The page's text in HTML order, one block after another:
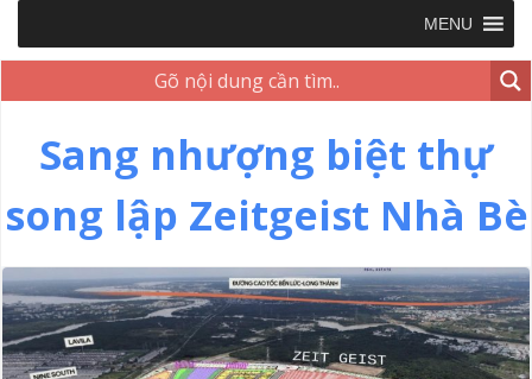
MENU
Sang nhượng biệt thự
song lập Zeitgeist Nhà Bè